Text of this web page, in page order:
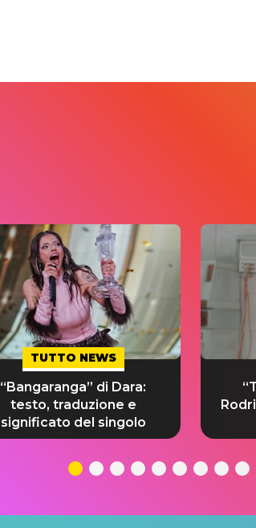
TUTTO NEWS
“Bangaranga” di Dara:
testo, traduzione e
significato del singolo